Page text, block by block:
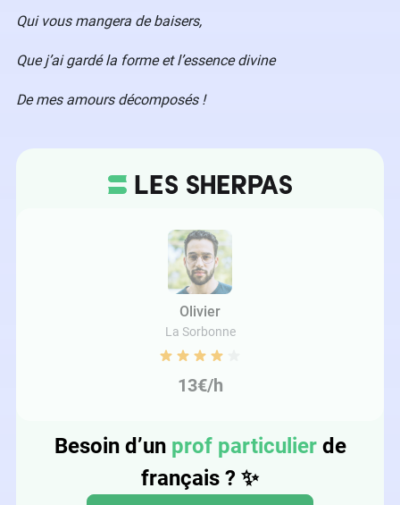
Qui vous mangera de baisers,
Que j’ai gardé la forme et l’essence divine
De mes amours décomposés !
Olivier
La Sorbonne
13€/h
Besoin d’un prof particulierde
français ? ✨